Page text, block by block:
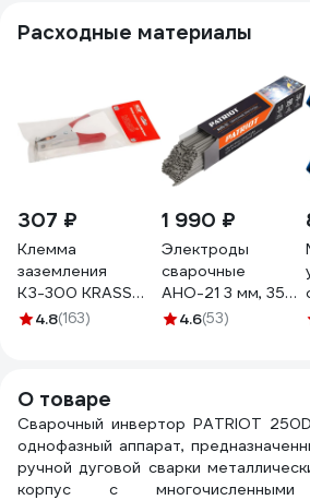
Расходные материалы
307 ₽
Клемма
заземления
КЗ-300 KRASS
2943002
4.8(163)
1 990 ₽
Электроды
сварочные
АНО-21 3 мм, 350
мм, 5 кг Patriot
4.6(53)
О товаре
Сварочный инвертор PATRIOT
однофазный аппарат,
ручной дуговой сварки
корпус с многочисленными